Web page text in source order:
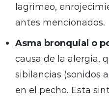
lagrimeo,
antes mencionados.
Asma bronquial o
causa de la alergia,
sibilancias (sonidos
en el pecho. Esta